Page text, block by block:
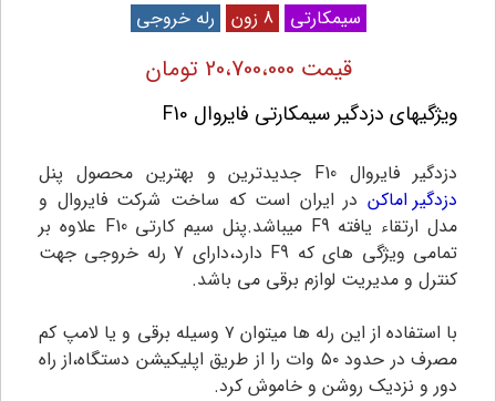
سیمکارتی 8 زون رله خروجی
قیمت 20،700،000 تومان
ویژگیهای دزدگیر سیمکارتی فایروال F10
دزدگیر فایروال F10 جدیدترین و بهترین محصول پنل
دزدگیر اماکن در ایران است که ساخت شرکت فایروال و
مدل ارتقاء یافته F9 میباشد.
پنل سیم کارتی F10 علاوه بر
تمامی ویژگی های که F9 دارد،دارای 7 رله خروجی جهت
کنترل و مدیریت لوازم برقی می باشد.
با استفاده از این رله ها میتوان ۷ وسیله برقی و یا لامپ کم
مصرف در حدود ۵۰ وات را از طریق اپلیکیشن دستگاه،از راه
دور و نزدیک روشن و خاموش کرد.